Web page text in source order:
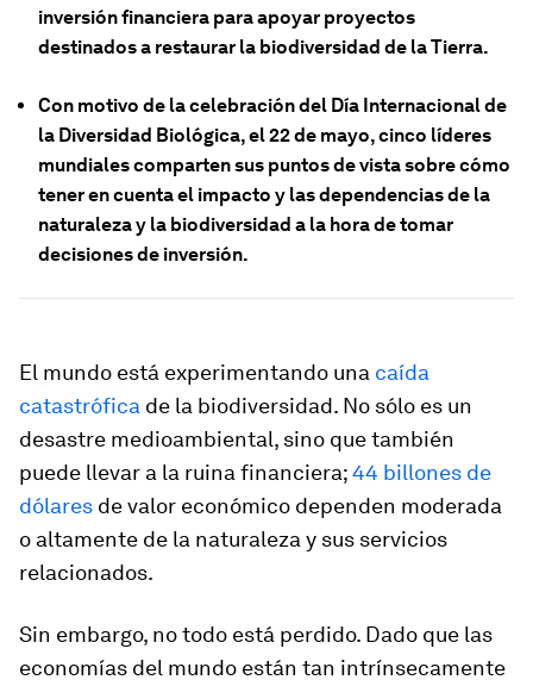
inversión financiera para apoyar proyectos
destinados a restaurar la biodiversidad de la Tierra.
Con motivo de la celebración del Día Internacional de
la Diversidad Biológica, el 22 de mayo, cinco líderes
mundiales comparten sus puntos de vista sobre cómo
tener en cuenta el impacto y las dependencias de la
naturaleza y la biodiversidad a la hora de tomar
decisiones de inversión.
El mundo está experimentando una caída
catastrófica de la biodiversidad. No sólo es un
desastre medioambiental, sino que también
puede llevar a la ruina financiera;44 billones de
dólares de valor económico dependen moderada
o altamente de la naturaleza y sus servicios
relacionados.
Sin embargo, no todo está perdido. Dado que las
economías del mundo están tan intrínsecamente